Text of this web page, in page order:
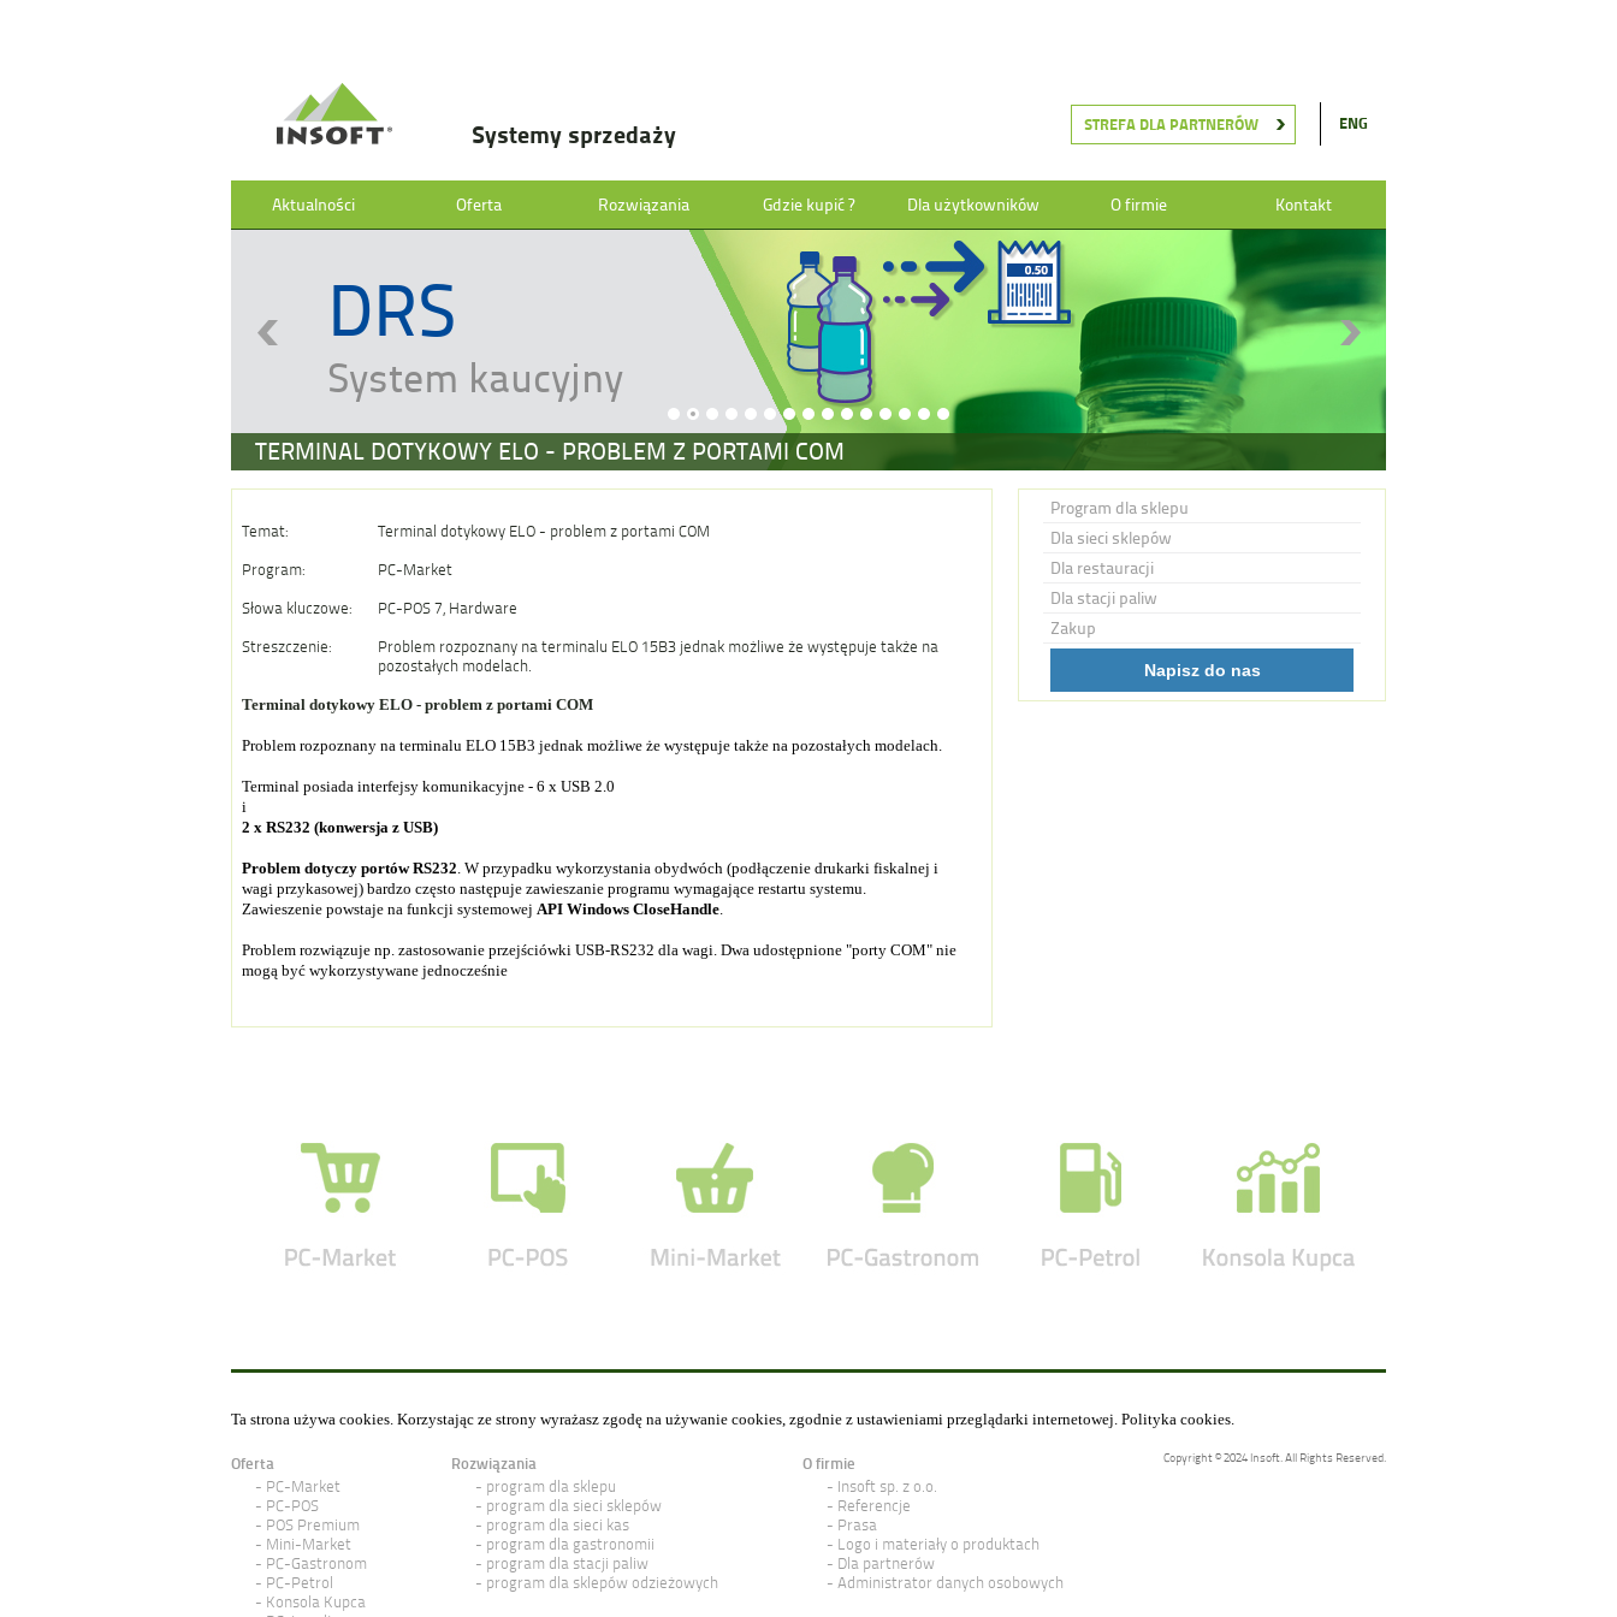
STREFA DLA PARTNERÓW ENG
Systemy sprzedaży
Aktualności Oferta Rozwiązania Gdzie kupić ? Dla użytkowników O firmie Kontakt
TERMINAL DOTYKOWY ELO - PROBLEM Z PORTAMI COM
DRS
System kaucyjny
Temat: Terminal dotykowy ELO - problem z portami COM
Program: PC-Market
Słowa kluczowe: PC-POS 7, Hardware
Streszczenie:
Problem rozpoznany na terminalu ELO 15B3 jednak możliwe że występuje także na
pozostałych modelach.
Terminal dotykowy ELO - problem z portami COM
Problem rozpoznany na terminalu ELO 15B3 jednak możliwe że występuje także na pozostałych modelach.
Terminal posiada interfejsy komunikacyjne - 6 x USB 2.0
i
2 x RS232 (konwersja z USB)
Problem dotyczy portów RS232. W przypadku wykorzystania obydwóch (podłączenie drukarki fiskalnej i
wagi przykasowej) bardzo często następuje zawieszanie programu wymagające restartu systemu.
Zawieszenie powstaje na funkcji systemowej API Windows CloseHandle.
Problem rozwiązuje np. zastosowanie przejściówki USB-RS232 dla wagi. Dwa udostępnione "porty COM" nie
mogą być wykorzystywane jednocześnie
Program dla sklepu
Dla sieci sklepów
Dla restauracji
Dla stacji paliw
Zakup
Napisz do nas
Ta strona używa cookies. Korzystając ze strony wyrażasz zgodę na używanie cookies, zgodnie z ustawieniami przeglądarki internetowej. Polityka cookies.
Copyright © 2024 Insoft. All Rights Reserved.
Oferta
PC-Market
PC-POS
POS Premium
Mini-Market
PC-Gastronom
PC-Petrol
Konsola Kupca
Rozwiązania
program dla sklepu
program dla sieci sklepów
program dla sieci kas
program dla gastronomii
program dla stacji paliw
program dla sklepów odzieżowych
O firmie
Insoft sp. z o.o.
Referencje
Prasa
Logo i materiały o produktach
Dla partnerów
Administrator danych osobowych